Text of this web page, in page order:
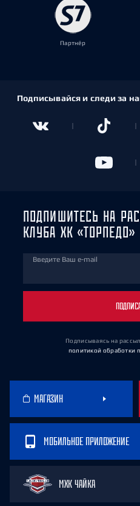
Партнёр
Подписывайся и следи за
ПОДПИШИТЕСЬ НА
КЛУБА ХК «ТОРПЕДО»
Введите Ваш e-mail
Подписываясь на
политикой обработки
МАГАЗИН
МОБИЛЬНОЕ ПРИЛОЖЕНИЕ
МХК ЧАЙКА